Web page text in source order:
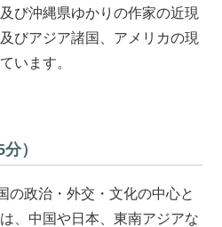
び沖縄県ゆかりの作家の近現
びアジア諸国、アメリカの現
います。
）
の政治・外交・文化の中心と
、中国や日本、東南アジアな